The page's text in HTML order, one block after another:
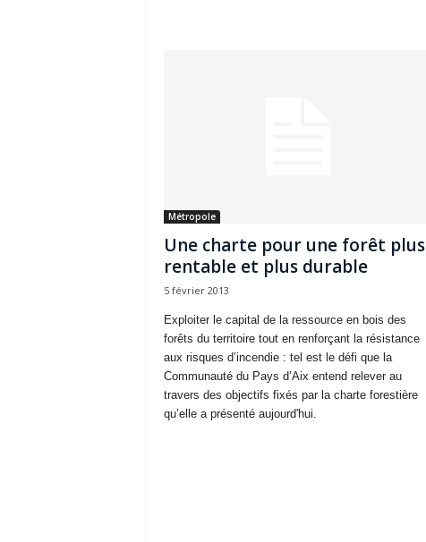
Métropole
Une charte pour une forêt plus
rentable et plus durable
5 février 2013
Exploiter le capital de la ressource en bois des
forêts du territoire tout en renforçant la résistance
aux risques d’incendie : tel est le défi que la
Communauté du Pays d’Aix entend relever au
travers des objectifs fixés par la charte forestière
qu’elle a présenté aujourd'hui.